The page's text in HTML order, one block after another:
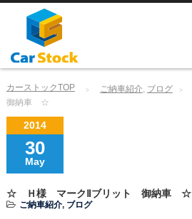
カーストックTOP ご納車紹介 ブログ
御納車 ☆
2014
30
May
☆ Ｈ様 マークⅡブリット 御納車 ☆
ご納車紹介, ブログ